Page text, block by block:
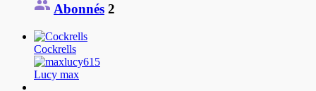
Abonnés 2
Cockrells
Lucy max